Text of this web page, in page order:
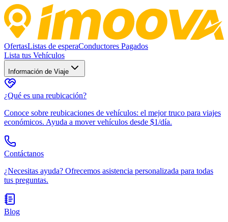
OfertasListas de esperaConductores Pagados
Lista tus Vehículos
Información de Viaje
¿Qué es una reubicación?
Conoce sobre reubicaciones de vehículos: el mejor truco para viajes
económicos. Ayuda a mover vehículos desde $1/día.
Contáctanos
¿Necesitas ayuda? Ofrecemos asistencia personalizada para todas
tus preguntas.
Blog